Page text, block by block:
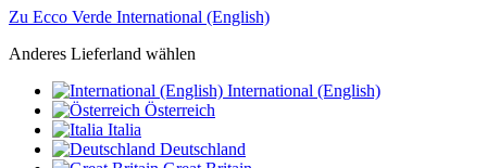
Zu Ecco Verde International (English)
Anderes Lieferland wählen
International (English)
Österreich
Italia
Deutschland